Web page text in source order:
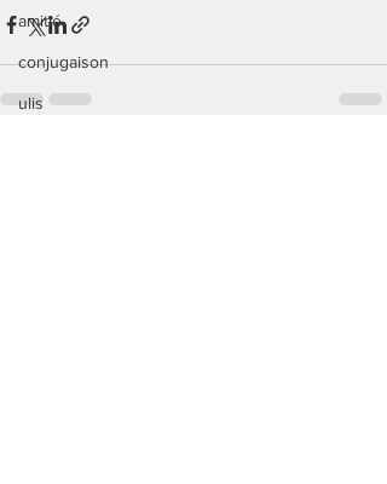
amitié
conjugaison
ulis